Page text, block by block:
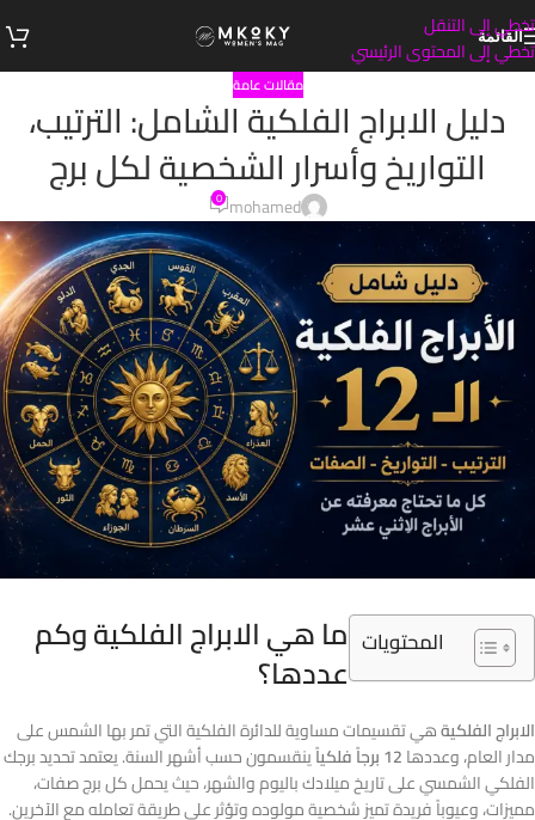
تخطي إلى التنقل
تخطي إلى المحتوى الرئيسي
القائمة
مقالات عامة
دليل الابراج الفلكية الشامل: الترتيب،
التواريخ وأسرار الشخصية لكل برج
mohamed
0
المحتويات ما هي الابراج الفلكية وكم
عددها؟
الابراج الفلكيةهي تقسيمات مساوية للدائرة الفلكية التي تمر بها الشمس على
مدار العام، وعددها12 برجاً فلكياً
ينقسمون حسب أشهر السنة. يعتمد تحديد برجك
الفلكي الشمسي على تاريخ ميلادك باليوم والشهر، حيث يحمل كل برج صفات،
مميزات، وعيوباً فريدة تميز شخصية مولوده وتؤثر على طريقة تعامله مع الآخرين.